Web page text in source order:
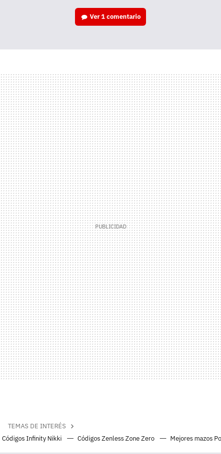
Ver1 comentario
TEMAS DE INTERÉS
Códigos Infinity Nikki
Códigos Zenless Zone Zero Mejores mazos